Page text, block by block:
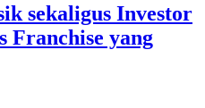
sekaligus Investor
Franchise yang